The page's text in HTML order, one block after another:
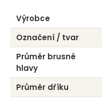
Výrobce
Označení / tvar
Průměr brusné
hlavy
Průměr dříku